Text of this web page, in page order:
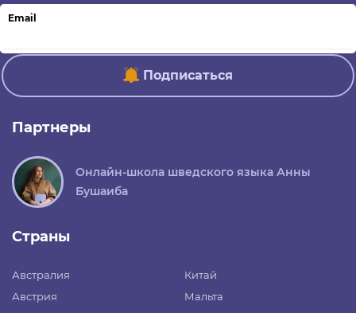
Email
Подписаться
Партнеры
Онлайн-школа шведского языка Анны
Бушаиба
Страны
Австралия
Австрия
Китай
Мальта